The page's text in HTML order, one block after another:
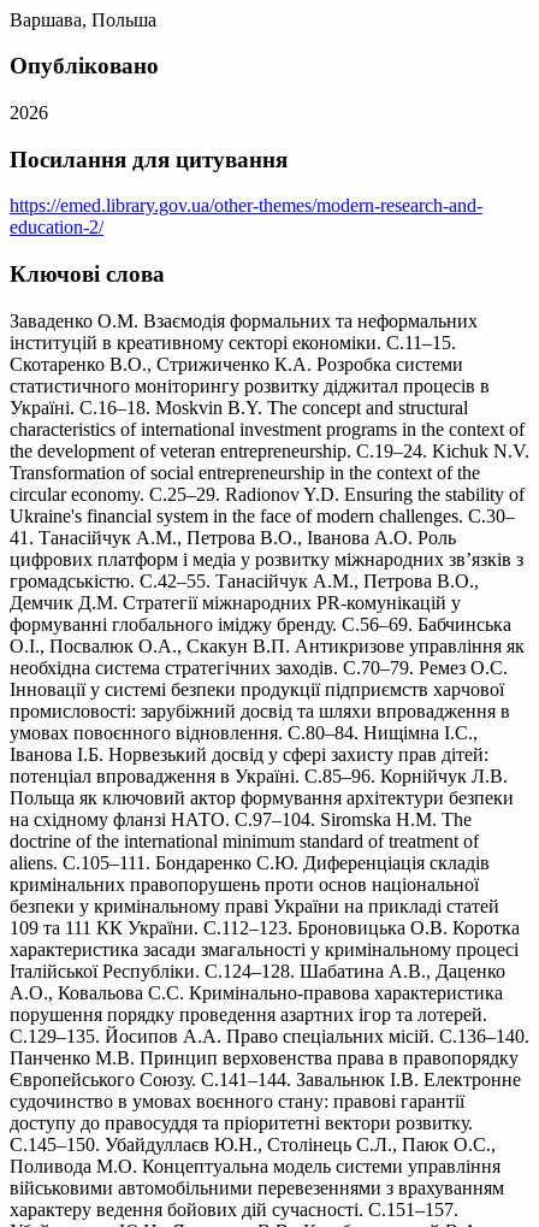
Варшава, Польша
Опубліковано
2026
Посилання для цитування
https://emed.library.gov.ua/other-themes/modern-research-and-
education-2/
Ключові слова
Заваденко О.М. Взаємодія формальних та неформальних
інституцій в креативному секторі економіки. С.11–15.
Скотаренко В.О., Стрижиченко К.А. Розробка системи
статистичного моніторингу розвитку діджитал процесів в
Україні. С.16–18. Moskvin B.Y. The concept and structural
characteristics of international investment programs in the context of
the development of veteran entrepreneurship. С.19–24. Kichuk N.V.
Transformation of social entrepreneurship in the context of the
circular economy. С.25–29. Radionov Y.D. Ensuring the stability of
Ukraine's financial system in the face of modern challenges. С.30–
41. Танасійчук А.М., Петрова В.О., Іванова А.О. Роль
цифрових платформ і медіа у розвитку міжнародних зв’язків з
громадськістю. С.42–55. Танасійчук А.М., Петрова В.О.,
Демчик Д.М. Стратегії міжнародних PR-комунікацій у
формуванні глобального іміджу бренду. С.56–69. Бабчинська
О.І., Посвалюк О.А., Скакун В.П. Антикризове управління як
необхідна система стратегічних заходів. С.70–79. Ремез О.С.
Інновації у системі безпеки продукції підприємств харчової
промисловості: зарубіжний досвід та шляхи впровадження в
умовах повоєнного відновлення. С.80–84. Нищімна І.С.,
Іванова І.Б. Норвезький досвід у сфері захисту прав дітей:
потенціал впровадження в Україні. С.85–96. Корнійчук Л.В.
Польща як ключовий актор формування архітектури безпеки
на східному фланзі НАТО. С.97–104. Siromska H.M. The
doctrine of the international minimum standard of treatment of
aliens. С.105–111. Бондаренко С.Ю. Диференціація складів
кримінальних правопорушень проти основ національної
безпеки у кримінальному праві України на прикладі статей
109 та 111 КК України. С.112–123. Броновицька О.В. Коротка
характеристика засади змагальності у кримінальному процесі
Італійської Республіки. С.124–128. Шабатина А.В., Даценко
А.О., Ковальова С.С. Кримінально-правова характеристика
порушення порядку проведення азартних ігор та лотерей.
С.129–135. Йосипов А.А. Право спеціальних місій. С.136–140.
Панченко М.В. Принцип верховенства права в правопорядку
Європейського Союзу. С.141–144. Завальнюк І.В. Електронне
судочинство в умовах воєнного стану: правові гарантії
доступу до правосуддя та пріоритетні вектори розвитку.
С.145–150. Убайдуллаєв Ю.Н., Столінець С.Л., Паюк О.С.,
Поливода М.О. Концептуальна модель системи управління
військовими автомобільними перевезеннями з врахуванням
характеру ведення бойових дій сучасності. С.151–157.